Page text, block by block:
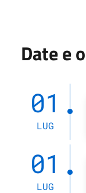
Date e
01
LUG
01
LUG